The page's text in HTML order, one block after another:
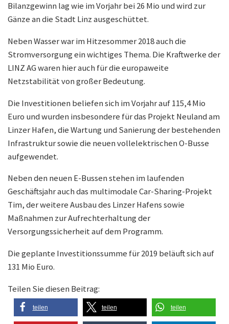
Bilanzgewinn lag wie im Vorjahr bei 26 Mio und wird zur
Gänze an die Stadt Linz ausgeschüttet.
Neben Wasser war im Hitzesommer 2018 auch die
Stromversorgung ein wichtiges Thema. Die Kraftwerke der
LINZ AG waren hier auch für die europaweite
Netzstabilität von großer Bedeutung.
Die Investitionen beliefen sich im Vorjahr auf 115,4 Mio
Euro und wurden insbesondere für das Projekt Neuland am
Linzer Hafen, die Wartung und Sanierung der bestehenden
Infrastruktur sowie die neuen vollelektrischen O-Busse
aufgewendet.
Neben den neuen E-Bussen stehen im laufenden
Geschäftsjahr auch das multimodale Car-Sharing-Projekt
Tim, der weitere Ausbau des Linzer Hafens sowie
Maßnahmen zur Aufrechterhaltung der
Versorgungssicherheit auf dem Programm.
Die geplante Investitionssumme für 2019 beläuft sich auf
131 Mio Euro.
Teilen Sie diesen Beitrag:
teilen teilen teilen